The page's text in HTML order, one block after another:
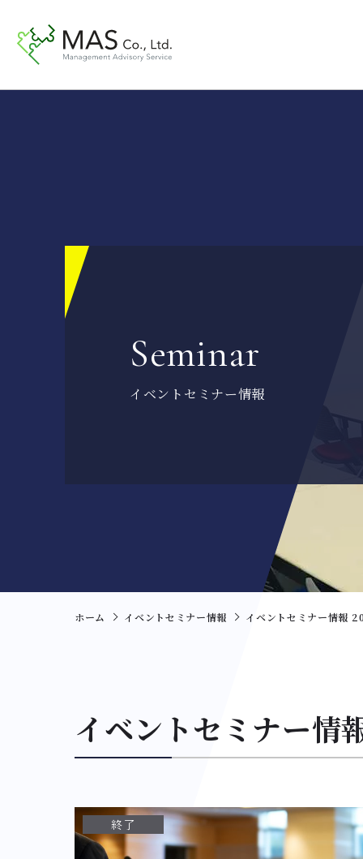
Seminar
イベントセミナー情報
ホーム イベントセミナー情報 イベントセミナー情報
イベントセミナー情
終了